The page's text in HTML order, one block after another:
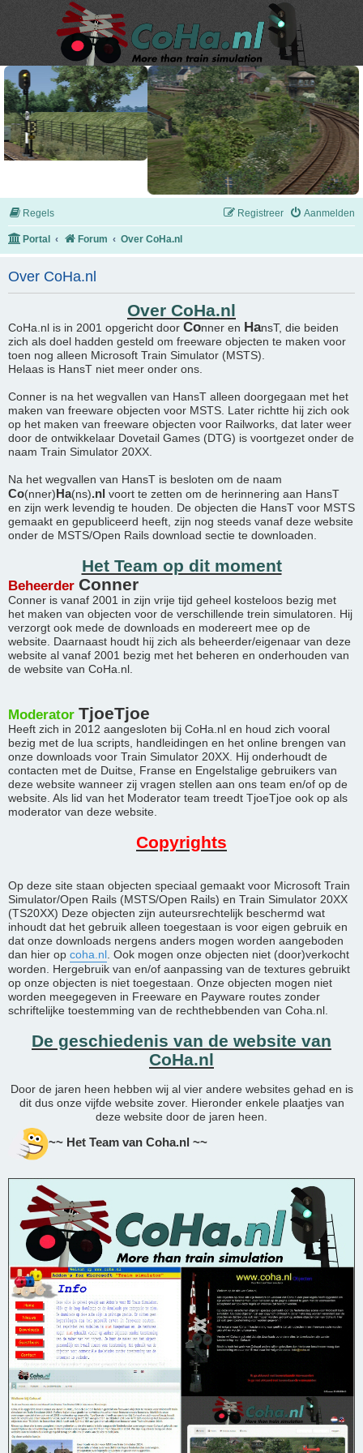
Regels Aanmelden
Registreer
Portal Forum Over CoHa.nl
Over CoHa.nl
Over CoHa.nl
CoHa.nl is in 2001 opgericht door Conner en HansT, die beiden
zich als doel hadden gesteld om freeware objecten te maken voor
toen nog alleen Microsoft Train Simulator (MSTS).
Helaas is HansT niet meer onder ons.
Conner is na het wegvallen van HansT alleen doorgegaan met het
maken van freeware objecten voor MSTS. Later richtte hij zich ook
op het maken van freeware objecten voor Railworks, dat later weer
door de ontwikkelaar Dovetail Games (DTG) is voortgezet onder de
naam Train Simulator 20XX.
Na het wegvallen van HansT is besloten om de naam
Co(nner)Ha(ns).nl voort te zetten om de herinnering aan HansT
en zijn werk levendig te houden. De objecten die HansT voor MSTS
gemaakt en gepubliceerd heeft, zijn nog steeds vanaf deze website
onder de MSTS/Open Rails download sectie te downloaden.
Het Team op dit moment
Beheerder Conner
Conner is vanaf 2001 in zijn vrije tijd geheel kosteloos bezig met
het maken van objecten voor de verschillende trein simulatoren. Hij
verzorgt ook mede de downloads en modereert mee op de
website. Daarnaast houdt hij zich als beheerder/eigenaar van deze
website al vanaf 2001 bezig met het beheren en onderhouden van
de website van CoHa.nl.
Moderator TjoeTjoe
Heeft zich in 2012 aangesloten bij CoHa.nl en houd zich vooral
bezig met de lua scripts, handleidingen en het online brengen van
onze downloads voor Train Simulator 20XX. Hij onderhoudt de
contacten met de Duitse, Franse en Engelstalige gebruikers van
deze website wanneer zij vragen stellen aan ons team en/of op de
website. Als lid van het Moderator team treedt TjoeTjoe ook op als
moderator van deze website.
Copyrights
Op deze site staan objecten speciaal gemaakt voor Microsoft Train
Simulator/Open Rails (MSTS/Open Rails) en Train Simulator 20XX
(TS20XX) Deze objecten zijn auteursrechtelijk beschermd wat
inhoudt dat het gebruik alleen toegestaan is voor eigen gebruik en
dat onze downloads nergens anders mogen worden aangeboden
dan hier op coha.nl . Ook mogen onze objecten niet (door)verkocht
worden. Hergebruik van en/of aanpassing van de textures gebruikt
op onze objecten is niet toegestaan. Onze objecten mogen niet
worden meegegeven in Freeware en Payware routes zonder
schriftelijke toestemming van de rechthebbenden van Coha.nl.
De geschiedenis van de website van
CoHa.nl
Door de jaren heen hebben wij al vier andere websites gehad en is
dit dus onze vijfde website zover. Hieronder enkele plaatjes van
deze website door de jaren heen.
~~ Het Team van Coha.nl ~~